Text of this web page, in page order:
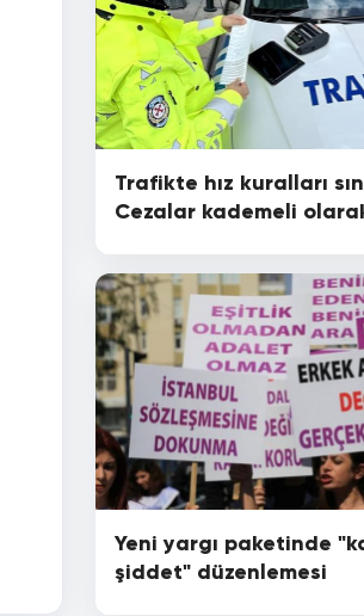
Trafikte hız kuralları
Cezalar kademeli
Yeni yargı paketinde
şiddet" düzenlemesi